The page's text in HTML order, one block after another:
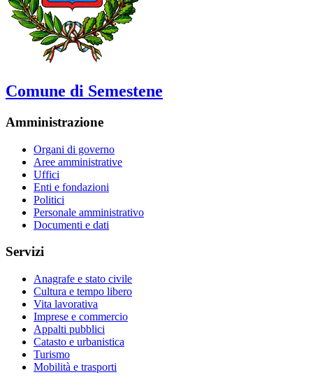
Comune di Semestene
Amministrazione
Organi di governo
Aree amministrative
Uffici
Enti e fondazioni
Politici
Personale amministrativo
Documenti e dati
Servizi
Anagrafe e stato civile
Cultura e tempo libero
Vita lavorativa
Imprese e commercio
Appalti pubblici
Catasto e urbanistica
Turismo
Mobilità e trasporti